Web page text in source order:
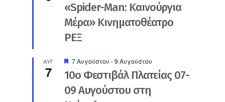
«Spider-Man: Καινούργια
Μέρα» Κινηματοθέατρο
ΡΕΞ
ΑΥΓ
7
Προτεινόμενο
7 Αυγούστου -9 Αυγούστου
10ο Φεστιβάλ Πλατείας 07-
09 Αυγούστου στη